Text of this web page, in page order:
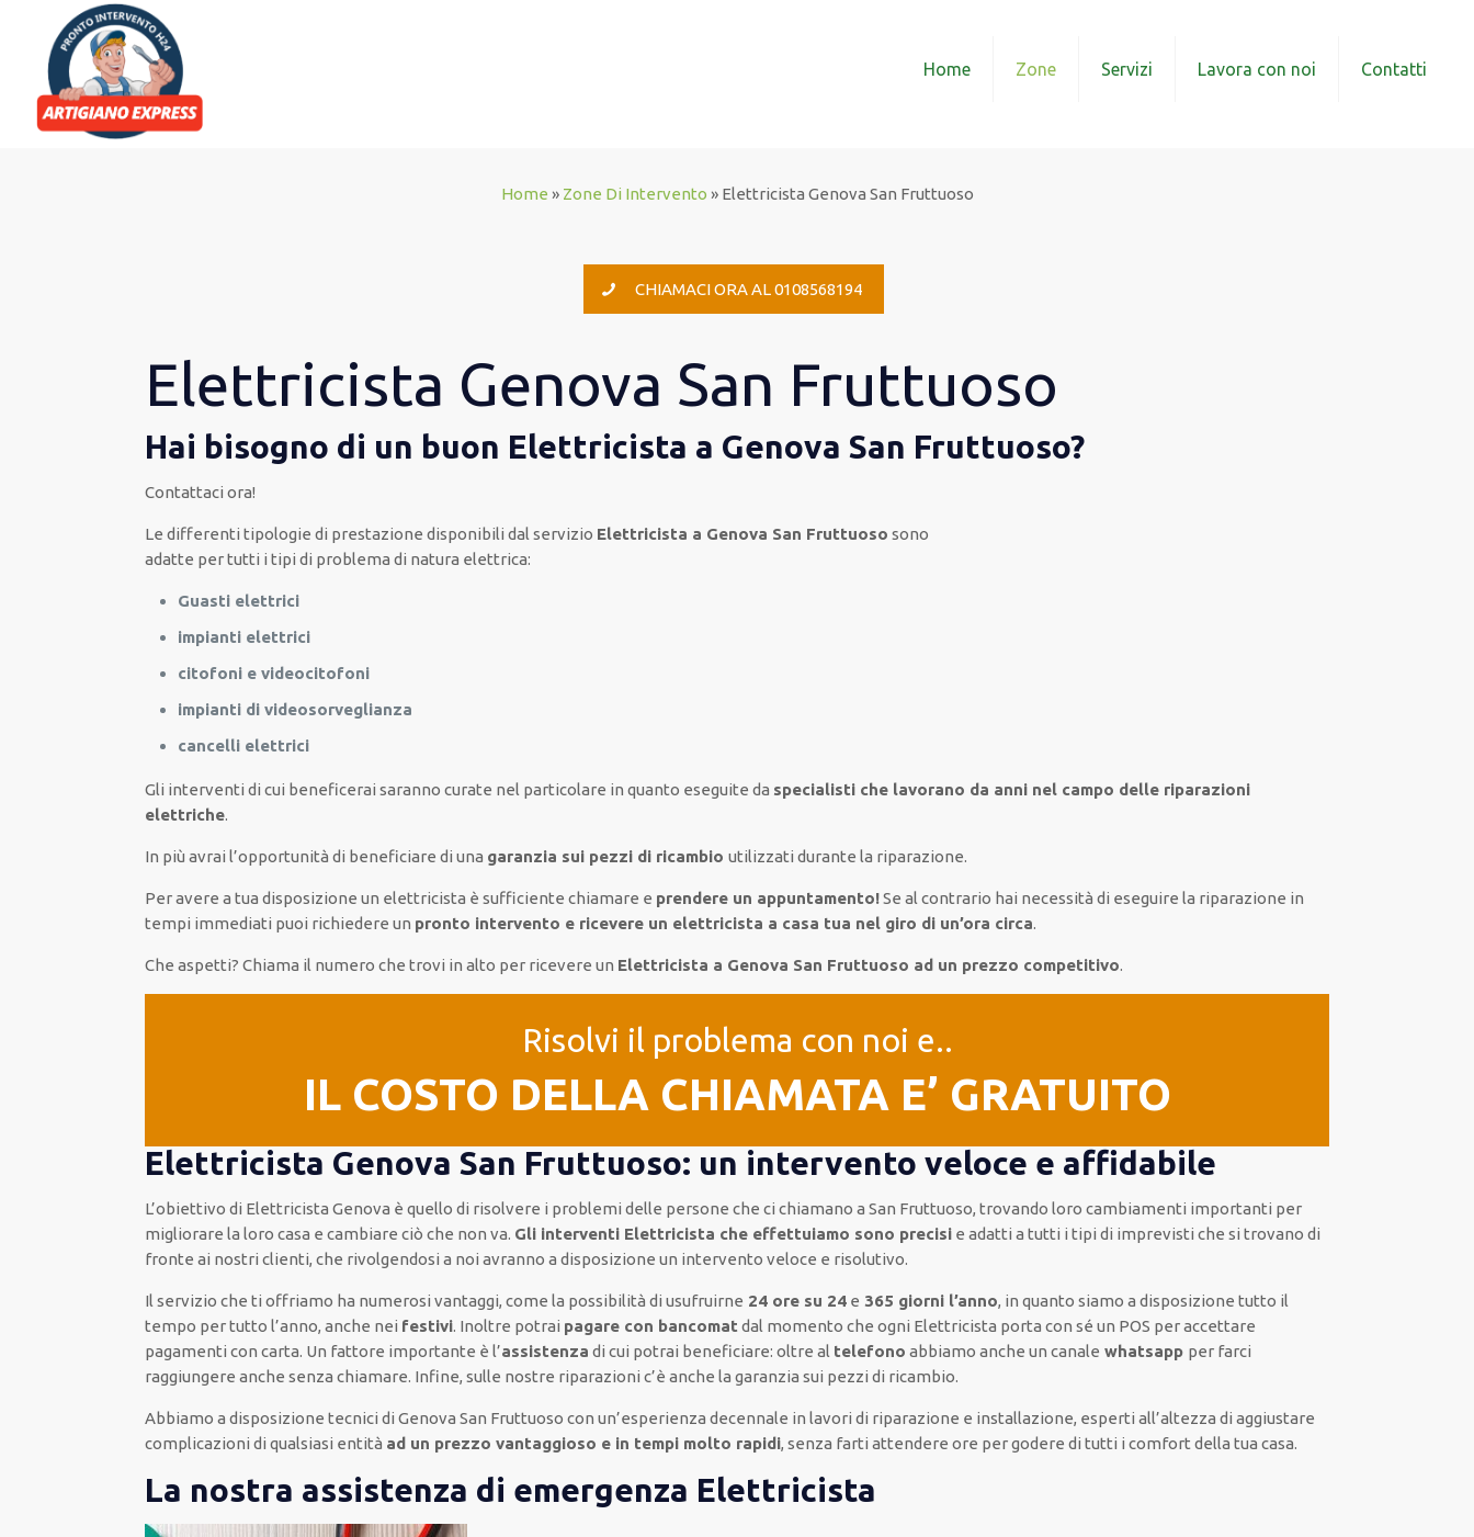
Home Zone Servizi Lavora con noi Contatti
Home » Zone Di Intervento » Elettricista Genova San Fruttuoso
CHIAMACI ORA AL 0108568194
Elettricista Genova San Fruttuoso
Hai bisogno di un buon Elettricista a Genova San Fruttuoso?
Contattaci ora!
Ledifferenti tipologie di prestazione disponibili dal servizio Elettricista a Genova San Fruttuoso sono
adatte pertutti i tipi di problema di natura elettrica:
Guasti elettrici
impianti elettrici
citofoni e videocitofoni
impianti di videosorveglianza
cancelli elettrici
Gli interventi di cui beneficerai sarannocurate nel particolare in quanto eseguite da specialisti che lavorano da anni nel campo delle riparazioni
elettriche.
In più avrai l’opportunità di beneficiare di una garanzia sui pezzi di ricambioutilizzati durante la riparazione.
Per averea tua disposizione un elettricista è sufficiente chiamare e prendere un appuntamento!Se al contrario hai necessità di eseguire la riparazione in
tempi immediati puoi richiedere un pronto intervento e ricevere un elettricista a casa tua nel giro di un’ora circa.
Che aspetti? Chiama il numero che trovi in alto per ricevere un Elettricista a Genova San Fruttuoso ad un prezzo competitivo.
Risolvi il problema con noi e..
IL COSTO DELLA CHIAMATA E’ GRATUITO
Elettricista Genova San Fruttuoso: un intervento veloce e affidabile
L’obiettivo di Elettricista Genova è quello di risolvere i problemi delle persone checi chiamano a San Fruttuoso, trovando lorocambiamenti importanti per
migliorare la loro casa e cambiare ciò che non va. Gli interventi Elettricista che effettuiamo sono precisi eadatti a tutti i tipi di imprevisti che si trovano di
fronte ai nostri clienti, che rivolgendosi a noi avranno a disposizione un interventoveloce e risolutivo.
Il servizio che tioffriamo ha numerosi vantaggi, come la possibilità di usufruirne 24 ore su 24 e 365 giorni l’anno, in quanto siamo a disposizionetutto il
tempo pertutto l’anno, anche nei festivi. Inoltre potrai pagare con bancomat dal momento che ogni Elettricista porta con séun POS per accettare
pagamenticon carta. Un fattore importante è l’assistenza di cui potrai beneficiare: oltre al telefono abbiamo anche uncanale whatsapp per farci
raggiungere anche senza chiamare. Infine,sulle nostre riparazioni c’è anche lagaranzia sui pezzi di ricambio.
Abbiamo a disposizionetecnici di Genova San Fruttuoso con un’esperienza decennale in lavori di riparazione e installazione, espertiall’altezza di aggiustare
complicazioni di qualsiasi entità ad un prezzo vantaggioso e in tempi molto rapidi, senza fartiattendere ore per godere di tutti i comfort della tua casa.
La nostra assistenza di emergenza Elettricista